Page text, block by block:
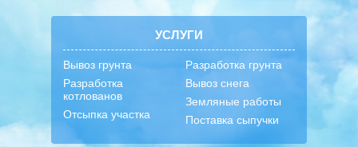
УСЛУГИ
Вывоз грунта
Разработка
котлованов
Отсыпка участка
Разработка грунта
Вывоз снега
Земляные работы
Поставка сыпучки